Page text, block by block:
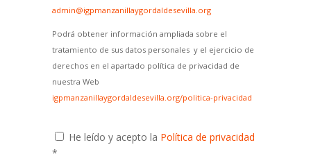
admin@igpmanzanillaygordaldesevilla.org
Podrá obtener información ampliada sobre el
tratamiento de sus datos personales y el ejercicio de
derechos en el apartado política de privacidad de
nuestra Web
igpmanzanillaygordaldesevilla.org/politica-privacidad
He leído y acepto la Política de privacidad
*